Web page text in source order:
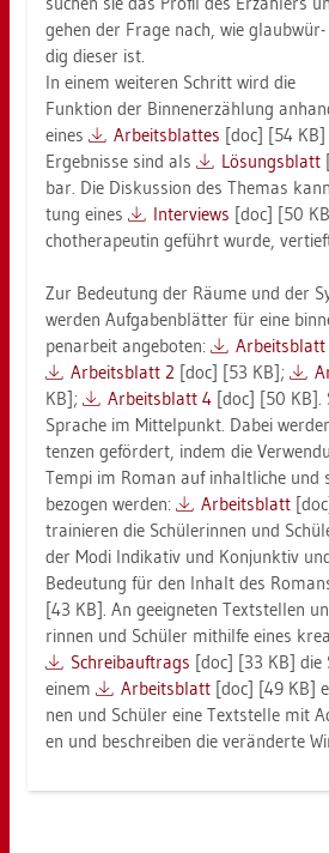
gehen der Frage nach, wie glaub­wür­
dig die­ser ist.
In einem wei­te­ren Schritt wird die
Funk­ti­on der Bin­nen­er­zäh­lung
eines
Ar­beits­blat­tes [doc] [54
Er­geb­nis­se sind als
Lö­sungs­blatt
bar. Die Dis­kus­si­on des The­mas
tung eines
In­ter­views [doc] [50
cho­the­ra­peu­tin ge­führt wurde,
Zur Be­deu­tung der Räume und der
wer­den Auf­ga­ben­blät­ter für eine
pen­ar­beit an­ge­bo­ten:
Ar­beits­blatt
Ar­beits­blatt 2 [doc] [53 KB];
KB];
Ar­beits­blatt 4 [doc] [50 KB].
Spra­che im Mit­tel­punkt. Dabei
ten­zen ge­för­dert, indem die
Tempi im Roman auf in­halt­li­che und
be­zo­gen wer­den:
Ar­beits­blatt
trai­nie­ren die Schü­le­rin­nen und
der Modi In­di­ka­tiv und Kon­junk­tiv
Be­deu­tung für den In­halt des
[43 KB]. An ge­eig­ne­ten Text­stel­len
rin­nen und Schü­ler mit­hil­fe eines
Schreib­auf­trags [doc] [33 KB] die
einem
Ar­beits­blatt [doc] [49 KB]
nen und Schü­ler eine Text­stel­le mit
en und be­schrei­ben die ver­än­der­te